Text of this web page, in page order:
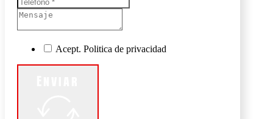
Acept. Politica de privacidad